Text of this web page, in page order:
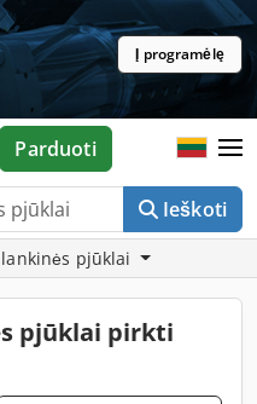
Į programėlę
Ieškoti
Parduoti
pjūklai
pjūklai pirkti